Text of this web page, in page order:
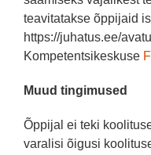
teavitatakse õppijaid
https://juhatus.ee/
Kompetentsikeskuse
Muud tingimused
Õppijal ei teki
varalisi õigusi